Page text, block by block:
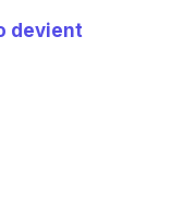
devient